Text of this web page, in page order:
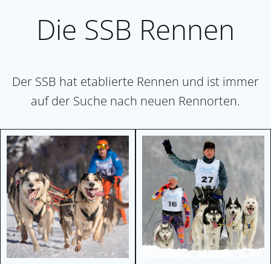
Die SSB Rennen
Der SSB hat etablierte Rennen und ist immer
auf der Suche nach neuen Rennorten.